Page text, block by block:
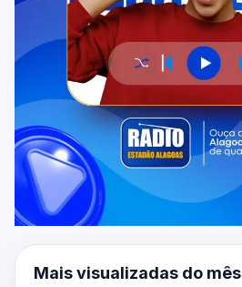
Mais visualizadas do mês